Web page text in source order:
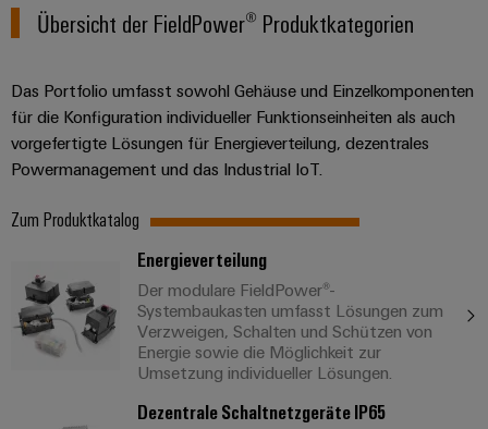
Übersicht der FieldPower® Produktkategorien
Das Portfolio umfasst sowohl Gehäuse und Einzelkomponenten
für die Konfiguration individueller Funktionseinheiten als auch
vorgefertigte Lösungen für Energieverteilung, dezentrales
Powermanagement und das Industrial IoT.
Zum Produktkatalog
Energieverteilung
Der modulare FieldPower®-
Systembaukasten umfasst Lösungen zum
Verzweigen, Schalten und Schützen von
Energie sowie die Möglichkeit zur
Umsetzung individueller Lösungen.
Dezentrale Schaltnetzgeräte IP65